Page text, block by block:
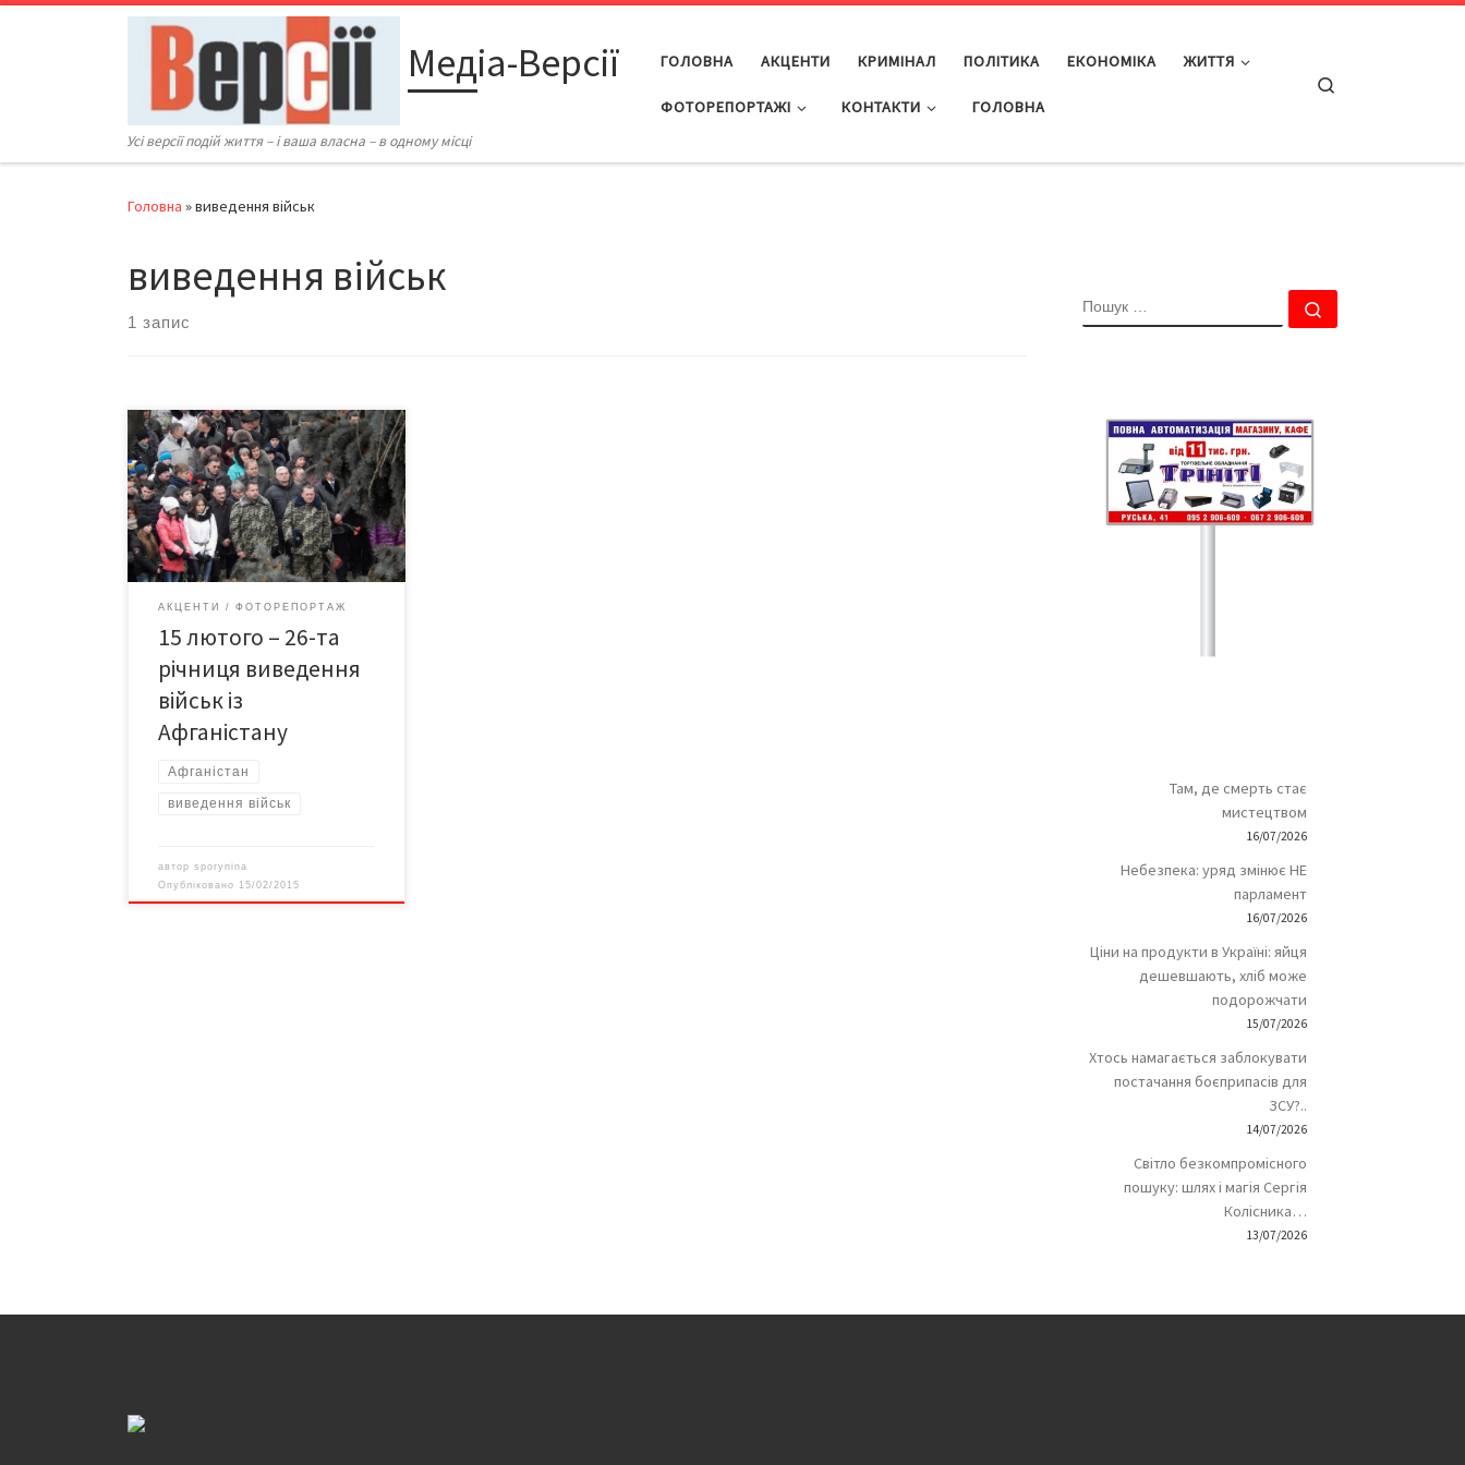
Перейти до вмісту
Медіа-Версії
Усі версії подій життя – і ваша власна – в одному місці
ГОЛОВНА АКЦЕНТИ КРИМІНАЛ ПОЛІТИКА ЕКОНОМІКА ЖИТТЯ
ФОТОРЕПОРТАЖІ КОНТАКТИ ГОЛОВНА
Головна »виведення військ
виведення військ
1 запис
15 лютого - 26-та річниця
виведення військ із Афганістану.
Біля пам'ятника загиблим у
афганській війні відбувся мітинг.
АКЦЕНТИ ФОТОРЕПОРТАЖ
15 лютого – 26-та
річниця виведення
військ із
Афганістану
Афганістан
виведення військ
авторsporynina
Опубліковано 15/02/2015
ПОШУК
Там, де смерть стає
мистецтвом
16/07/2026
Небезпека: уряд змінює НЕ
парламент
16/07/2026
Ціни на продукти в Україні: яйця
дешевшають, хліб може
подорожчати
15/07/2026
Хтось намагається заблокувати
постачання боєприпасів для
ЗСУ?..
14/07/2026
Світло безкомпромісного
пошуку: шлях і магія Сергія
Колісника…
13/07/2026